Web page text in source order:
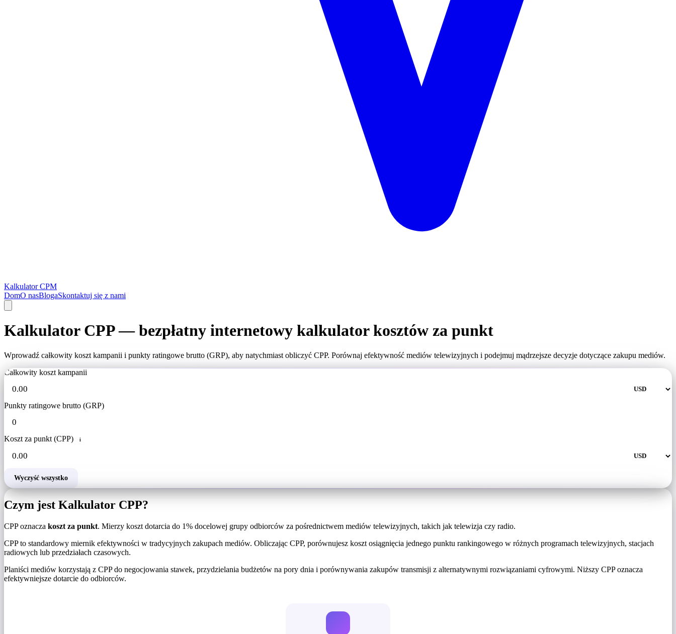
Kalkulator CPM
DomO nasBlogaSkontaktuj się z nami
Kalkulator CPP — bezpłatny internetowy kalkulator kosztów za punkt
Wprowadź całkowity koszt kampanii i punkty ratingowe brutto (GRP), aby natychmiast obliczyć CPP. Porównaj efektywność mediów telewizyjnych i podejmuj mądrzejsze decyzje dotyczące zakupu mediów.
Całkowity koszt kampanii
Punkty ratingowe brutto (GRP)
Koszt za punkt (CPP) i
Wyczyść wszystko
Czym jest Kalkulator CPP?
CPP oznacza koszt za punkt. Mierzy koszt dotarcia do 1% docelowej grupy odbiorców za pośrednictwem mediów telewizyjnych, takich jak telewizja czy radio.
CPP to standardowy miernik efektywności w tradycyjnych zakupach mediów. Obliczając CPP, porównujesz koszt osiągnięcia jednego punktu rankingowego w różnych programach telewizyjnych, stacjach
radiowych lub przedziałach czasowych.
Planiści mediów korzystają z CPP do negocjowania stawek, przydzielania budżetów na pory dnia i porównywania zakupów transmisji z alternatywnymi rozwiązaniami cyfrowymi. Niższy CPP oznacza
efektywniejsze dotarcie do odbiorców.